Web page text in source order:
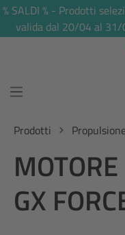
principale
% SALDI % - Prodotti
valida dal 20/04 al
Prodotti
GX